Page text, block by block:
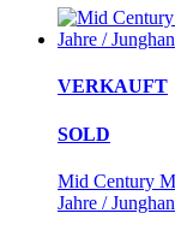
VERKAUFT
SOLD
Mid Century
Jahre /